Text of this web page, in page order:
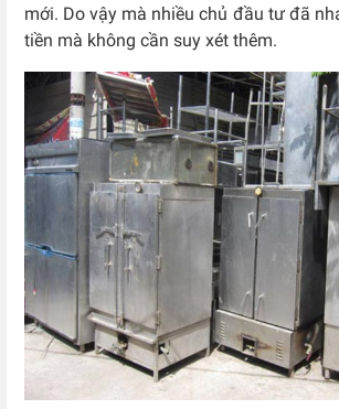
mới. Do vậy mà nhiều chủ đầu tư đã
tiền mà không cần suy xét thêm.